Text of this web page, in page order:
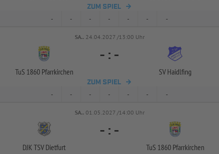
ZUM SPIEL
- - - - - - -
SA.. 24.04.2027 /13:00 Uhr
TuS 1860 Pfarrkirchen
- : -
SV Haidlfing
ZUM SPIEL
- - - - - - -
SA.. 01.05.2027 /14:00 Uhr
DJK TSV Dietfurt
- : -
TuS 1860 Pfarrkirchen